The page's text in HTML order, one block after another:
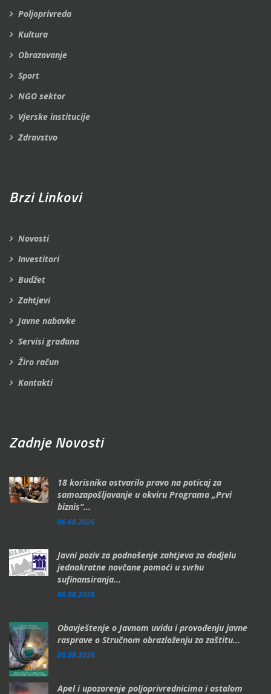
Poljoprivreda
Kultura
Obrazovanje
Sport
NGO sektor
Vjerske institucije
Zdravstvo
Brzi Linkovi
Novosti
Investitori
Budžet
Zahtjevi
Javne nabavke
Servisi građana
Žiro račun
Kontakti
Zadnje Novosti
18 korisnika ostvarilo pravo na poticaj za
samozapošljavanje u okviru Programa „Prvi
biznis“...
06.08.2026
Javni poziv za podnošenje zahtjeva za dodjelu
jednokratne novčane pomoći u svrhu
sufinansiranja...
06.08.2026
Obavještenje o Javnom uvidu i provođenju javne
rasprave o Stručnom obrazloženju za zaštitu...
05.08.2026
Apel i upozorenje poljoprivrednicima i ostalom